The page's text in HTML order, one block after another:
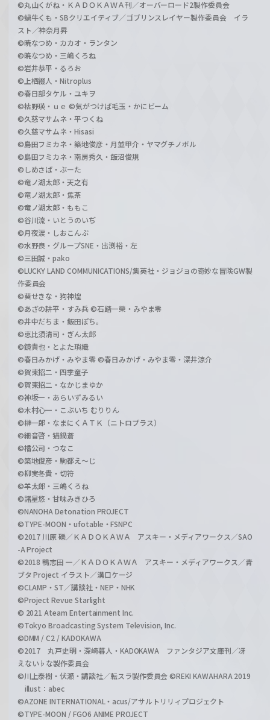
©丸山くがね・ＫＡＤＯＫＡＷＡ刊／オーバーロード2製作委員会
©蝸牛くも・SBクリエイティブ／ゴブリンスレイヤー製作委員会 イラ
スト／神奈月昇
©暁なつめ・カカオ・ランタン
©暁なつめ・三嶋くろね
©岩井恭平・るろお
©上栖綴人・Nitroplus
©春日部タケル・ユキヲ
©枯野瑛・ｕｅ ©気がつけば毛玉・かにビーム
©久慈マサムネ・平つくね
©久慈マサムネ・Hisasi
©島田フミカネ・築地俊彦・月並甲介・ヤマグチノボル
©島田フミカネ・南房秀久・飯沼俊規
©しめさば・ぶーた
©竜ノ湖太郎・天之有
©竜ノ湖太郎・焦茶
©竜ノ湖太郎・ももこ
©谷川流・いとうのいぢ
©月夜涙・しおこんぶ
©水野良・グループSNE・出渕裕・左
©三田誠・pako
©LUCKY LAND COMMUNICATIONS/集英社・ジョジョの奇妙な冒険GW製
作委員会
©葵せきな・狗神煌
©あざの耕平・すみ兵 ©石踏一榮・みやま零
©井中だちま・飯田ぽち。
©恵比須清司・ぎん太郎
©鏡貴也・とよた瑣織
©春日みかげ・みやま零 ©春日みかげ・みやま零・深井涼介
©賀東招二・四季童子
©賀東招二・なかじまゆか
©神坂一・あらいずみるい
©木村心一・こぶいち むりりん
©榊一郎・なまにくＡＴＫ（ニトロプラス）
©細音啓・猫鍋蒼
©橘公司・つなこ
©築地俊彦・駒都え～じ
©柳実冬貴・切符
©羊太郎・三嶋くろね
©諸星悠・甘味みきひろ
©NANOHA Detonation PROJECT
©TYPE-MOON・ufotable・FSNPC
©2017 川原 礫／ＫＡＤＯＫＡＷＡ アスキー・メディアワークス／SAO
-A Project
©2018 鴨志田 一／ＫＡＤＯＫＡＷＡ アスキー・メディアワークス／青
ブタ Project イラスト／溝口ケージ
©CLAMP・ST／講談社・NEP・NHK
©Project Revue Starlight
© 2021 Ateam Entertainment Inc.
©Tokyo Broadcasting System Television, Inc.
©DMM / C2 / KADOKAWA
©2017 丸戸史明・深崎暮人・KADOKAWA ファンタジア文庫刊／冴
えない♭な製作委員会
©川上泰樹・伏瀬・講談社／転スラ製作委員会 ©REKI KAWAHARA 2019
illust：abec
©AZONE INTERNATIONAL・acus/アサルトリリィプロジェクト
©TYPE-MOON / FGO6 ANIME PROJECT